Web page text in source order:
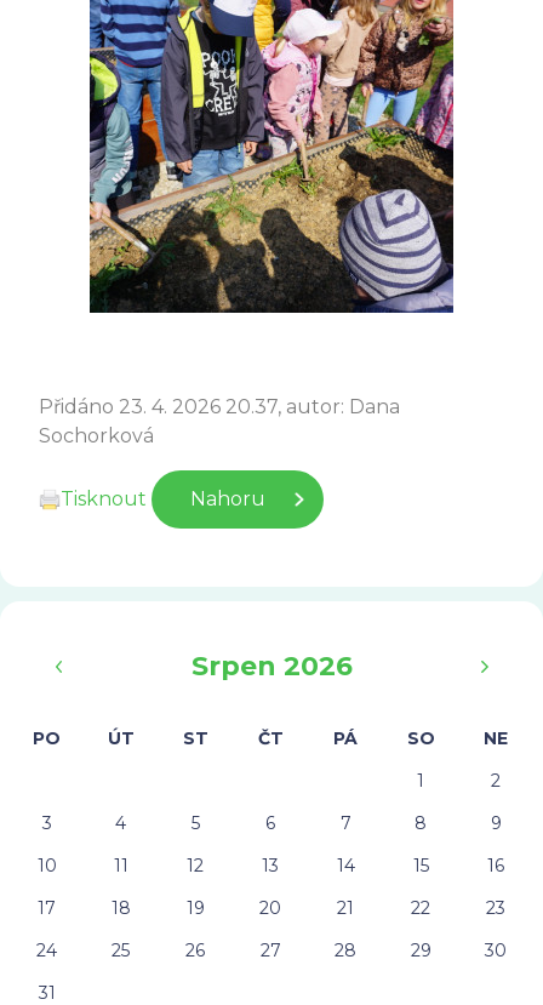
Přidáno 23. 4. 2026 20.37, autor: Dana
Sochorková
Tisknout Nahoru
Srpen 2026
PO ÚT ST ČT PÁ SO
NE
1
2
3
4 5 6 7 8
9
10
11 12 13 14 15
16
17
18 19 20 21 22
23
24
25 26 27 28 29
30
31